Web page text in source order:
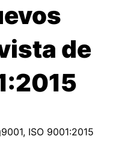
de
, ISO 9001:2015